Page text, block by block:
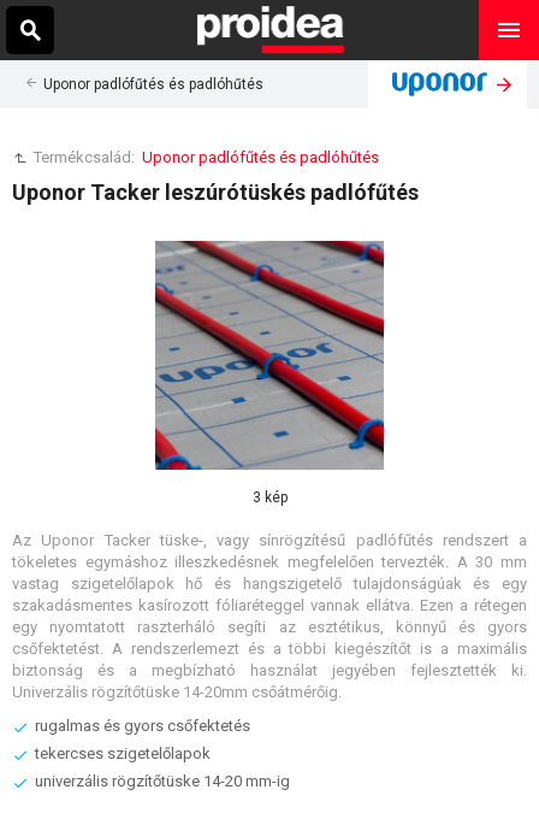
Uponor padlófűtés és padlóhűtés
Termékcsalád: Uponor padlófűtés és padlóhűtés
Uponor Tacker leszúrótüskés padlófűtés
3 kép
Az Uponor Tacker tüske-, vagy sínrögzítésű padlófűtés rendszert a
tökeletes egymáshoz illeszkedésnek megfelelően tervezték. A 30 mm
vastag szigetelőlapok hő és hangszigetelő tulajdonságúak és egy
szakadásmentes kasírozott fóliaréteggel vannak ellátva. Ezen a rétegen
egy nyomtatott raszterháló segíti az esztétikus, könnyű és gyors
csőfektetést. A rendszerlemezt és a többi kiegészítőt is a maximális
biztonság és a megbízható használat jegyében fejlesztették ki.
Univerzális rögzítőtüske 14-20mm csőátmérőig.
rugalmas és gyors csőfektetés
tekercses szigetelőlapok
univerzális rögzítőtüske 14-20 mm-ig